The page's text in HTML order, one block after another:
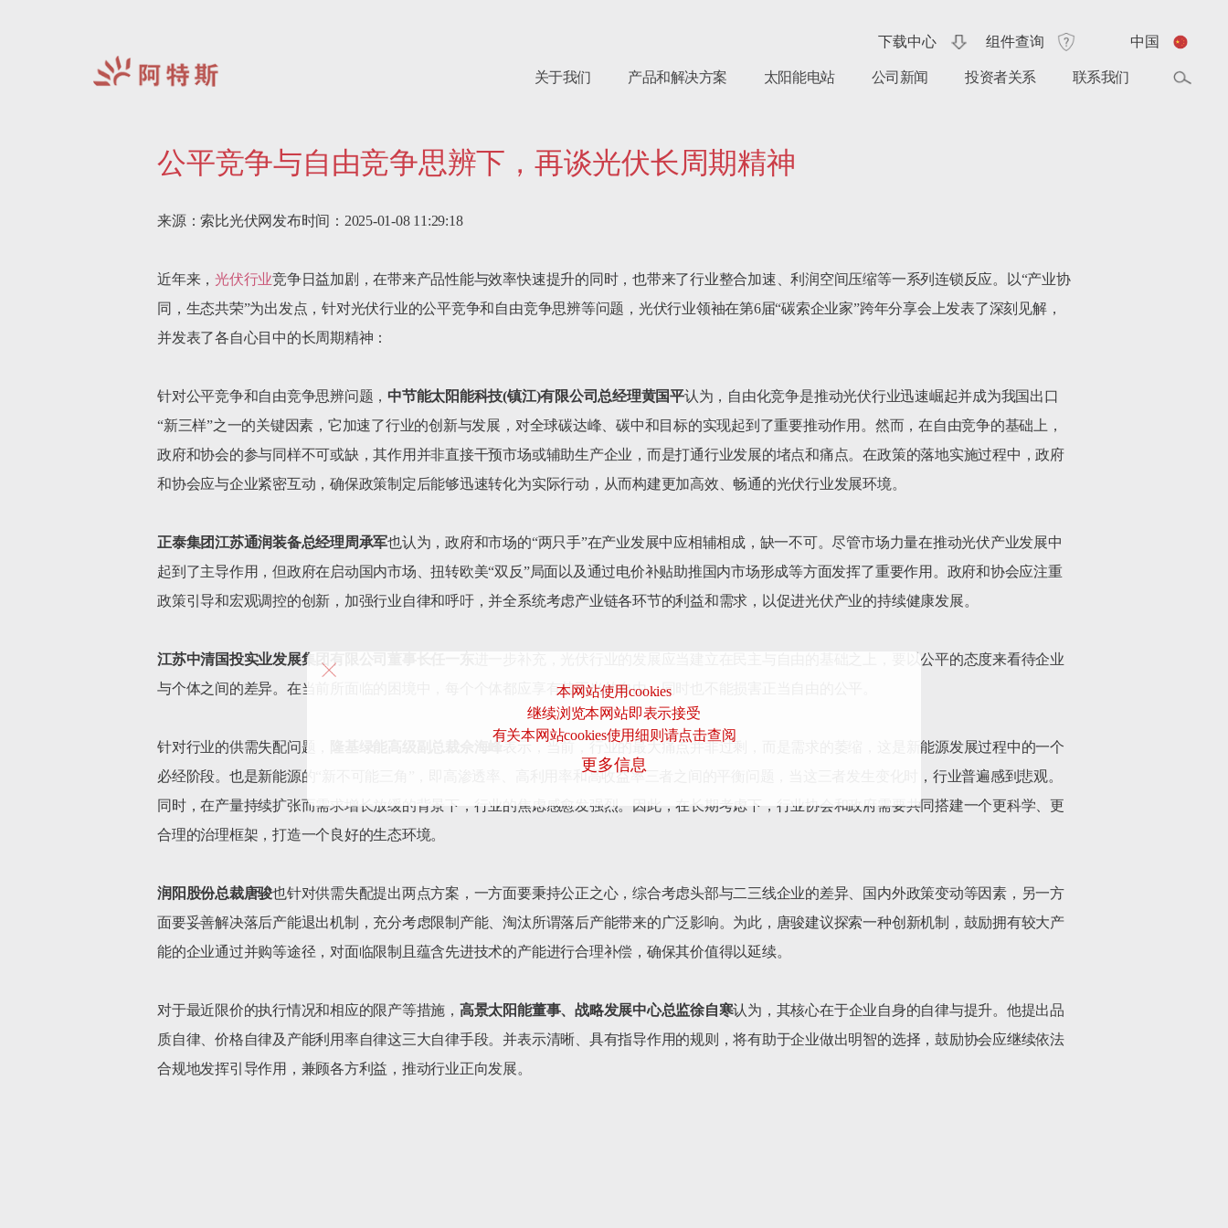
本网站使用cookies
继续浏览本网站即表示接受
有关本网站cookies使用细则请点击查阅
更多信息
关于我们 产品和解决方案 太阳能电站 公司新闻 投资者关系 联系我们
中国
组件查询
下载中心
公平竞争与自由竞争思辨下，再谈光伏长周期精神
来源：索比光伏网发布时间：2025-01-08 11:29:18
近年来，光伏行业竞争日益加剧，在带来产品性能与效率快速提升的同时，也带来了行业整合加速、利润空间压缩等一系列连锁反应。以“产业协
同，生态共荣”为出发点，针对光伏行业的公平竞争和自由竞争思辨等问题，光伏行业领袖在第6届“碳索企业家”跨年分享会上发表了深刻见解，
并发表了各自心目中的长周期精神：
针对公平竞争和自由竞争思辨问题， 中节能太阳能科技(镇江)有限公司总经理黄国平认为，自由化竞争是推动光伏行业迅速崛起并成为我国出口
“新三样”之一的关键因素，它加速了行业的创新与发展，对全球碳达峰、碳中和目标的实现起到了重要推动作用。然而，在自由竞争的基础上，
政府和协会的参与同样不可或缺，其作用并非直接干预市场或辅助生产企业，而是打通行业发展的堵点和痛点。在政策的落地实施过程中，政府
和协会应与企业紧密互动，确保政策制定后能够迅速转化为实际行动，从而构建更加高效、畅通的光伏行业发展环境。
正泰集团江苏通润装备总经理周承军也认为，政府和市场的“两只手”在产业发展中应相辅相成，缺一不可。尽管市场力量在推动光伏产业发展中
起到了主导作用，但政府在启动国内市场、扭转欧美“双反”局面以及通过电价补贴助推国内市场形成等方面发挥了重要作用。政府和协会应注重
政策引导和宏观调控的创新，加强行业自律和呼吁，并全系统考虑产业链各环节的利益和需求，以促进光伏产业的持续健康发展。
江苏中清国投实业发展集团有限公司董事长任一东
进一步补充，光伏行业的发展应当建立在民主与自由的基础之上，要以公平的态度来看待企业
与个体之间的差异。在当前所面临的困境中，每个个体都应享有其正当的自由，同时也不能损害正当自由的公平。
针对行业的供需失配问题， 隆基绿能高级副总裁佘海峰表示，当前，行业的最大痛点并非过剩，而是需求的萎缩，这是新能源发展过程中的一个
必经阶段。也是新能源的“新不可能三角”，即高渗透率、高利用率和高收益率三者之间的平衡问题，当这三者发生变化时，行业普遍感到悲观。
同时，在产量持续扩张而需求增长放缓的背景下，行业的焦虑感愈发强烈。因此，在长期考虑下，行业协会和政府需要共同搭建一个更科学、更
合理的治理框架，打造一个良好的生态环境。
润阳股份总裁唐骏也针对供需失配提出两点方案，一方面要秉持公正之心，综合考虑头部与二三线企业的差异、国内外政策变动等因素，另一方
面要妥善解决落后产能退出机制，充分考虑限制产能、淘汰所谓落后产能带来的广泛影响。为此，唐骏建议探索一种创新机制，鼓励拥有较大产
能的企业通过并购等途径，对面临限制且蕴含先进技术的产能进行合理补偿，确保其价值得以延续。
对于最近限价的执行情况和相应的限产等措施， 高景太阳能董事、战略发展中心总监徐自寒认为，其核心在于企业自身的自律与提升。他提出品
质自律、价格自律及产能利用率自律这三大自律手段。并表示清晰、具有指导作用的规则，将有助于企业做出明智的选择，鼓励协会应继续依法
合规地发挥引导作用，兼顾各方利益，推动行业正向发展。